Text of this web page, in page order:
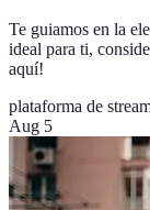
Te guiamos en la
ideal para ti,
aquí!
plataforma de
Aug 5